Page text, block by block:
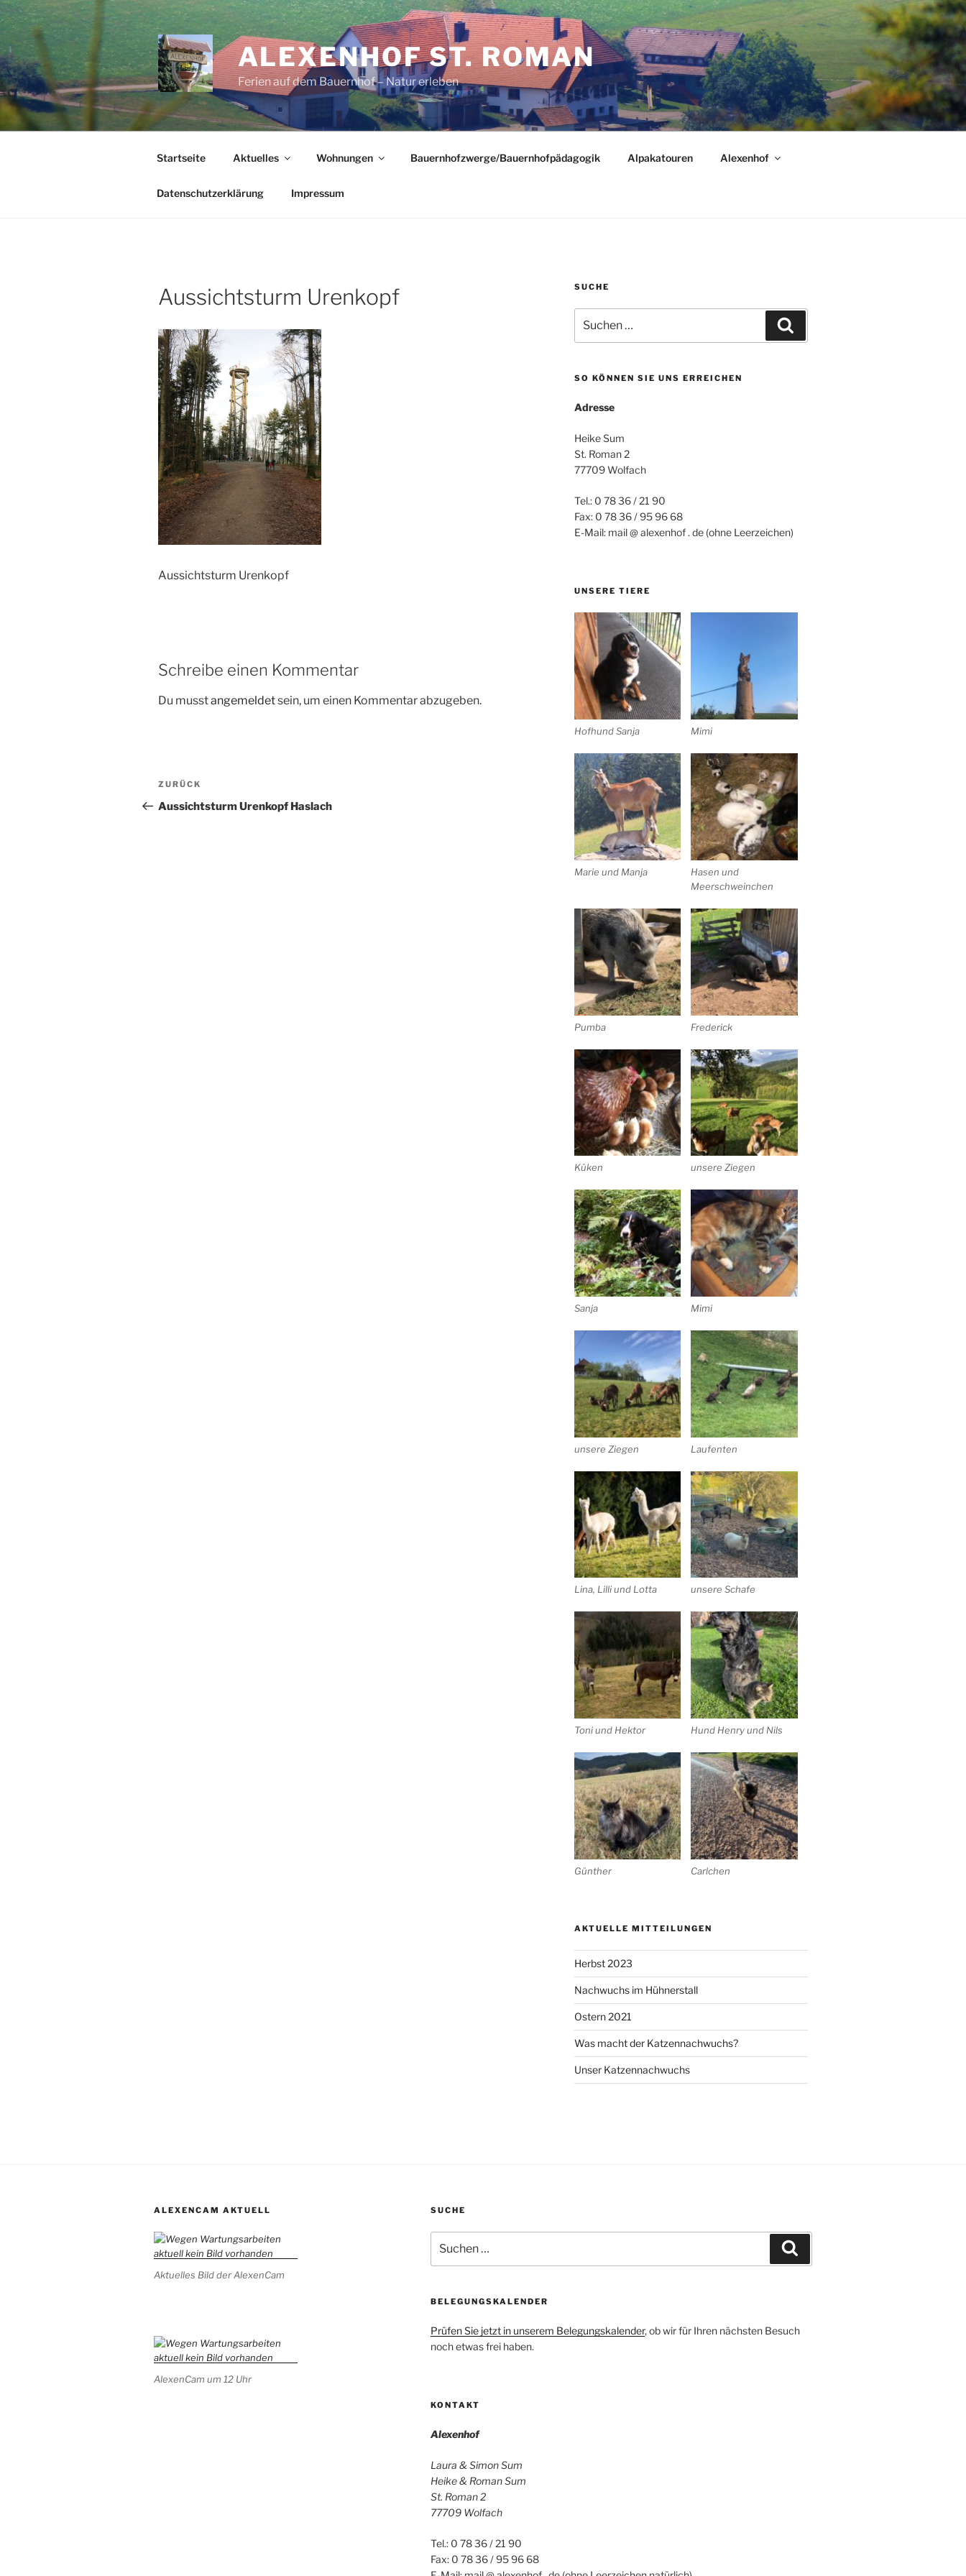
Zum
Inhalt
springen
ALEXENHOF ST. ROMAN
Ferien auf dem Bauernhof – Natur erleben
Startseite Aktuelles Wohnungen Bauernhofzwerge/Bauernhofpädagogik Alpakatouren Alexenhof
Datenschutzerklärung Impressum
Aussichtsturm Urenkopf
Aussichtsturm Urenkopf
Schreibe einen Kommentar
Du musstangemeldetsein, um einen Kommentar abzugeben.
Beitragsnavigation
Vorheriger
Beitrag
ZURÜCK
Aussichtsturm Urenkopf Haslach
SUCHE
nach:
SO KÖNNEN SIE UNS ERREICHEN
Adresse
Heike Sum
St. Roman 2
77709 Wolfach
Tel.: 0 78 36 / 21 90
Fax: 0 78 36 / 95 96 68
E-Mail: mail @ alexenhof . de (ohne Leerzeichen)
UNSERE TIERE
Hofhund Sanja Mimi
Marie und Manja
Hasen und
Meerschweinchen
Pumba Frederick
Küken unsere Ziegen
Sanja Mimi
unsere Ziegen Laufenten
Lina, Lilli und Lotta unsere Schafe
Toni und Hektor Hund Henry und Nils
Günther Carlchen
AKTUELLE MITTEILUNGEN
Herbst 2023
Nachwuchs im Hühnerstall
Ostern 2021
Was macht der Katzennachwuchs?
Unser Katzennachwuchs
ALEXENCAM AKTUELL
Aktuelles Bild der AlexenCam
AlexenCam um 12 Uhr
SUCHE
nach:
BELEGUNGSKALENDER
Prüfen Sie jetzt in unserem Belegungskalender, ob wir für Ihren nächsten Besuch
noch etwas frei haben.
KONTAKT
Alexenhof
Laura & Simon Sum
Heike & Roman Sum
St. Roman 2
77709 Wolfach
Tel.: 0 78 36 / 21 90
Fax: 0 78 36 / 95 96 68